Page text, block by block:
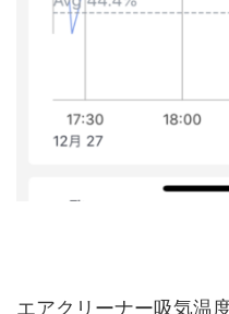
エアクリーナー吸気温